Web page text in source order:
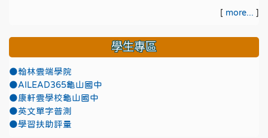
[ more... ]
學生專區
●翰林雲端學院
●AILEAD365龜山國中
●康軒雲學校龜山國中
●英文單字普測
●學習扶助評量